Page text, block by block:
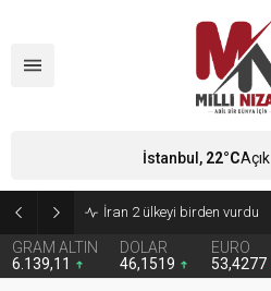
İran 2 ülkeyi birden vurdu
GRAM ALTIN
6.139,11
DOLAR
46,1519
EURO
53,4277
İstanbul, 22°CAçık